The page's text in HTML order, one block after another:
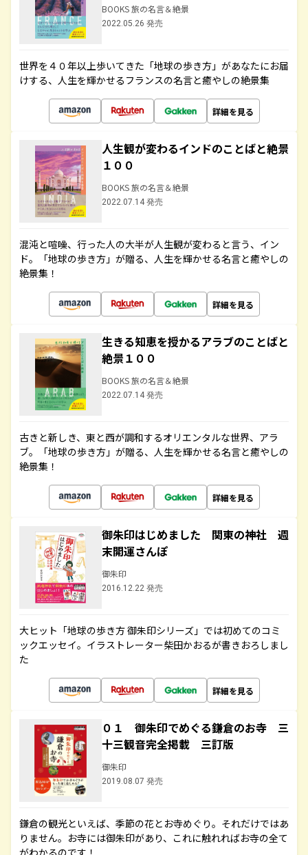
BOOKS 旅の名言＆絶景
2022.05.26 発売
世界を４０年以上歩いてきた「地球の歩き方」があなたにお届
けする、人生を輝かせるフランスの名言と癒やしの絶景集
詳細を見る
人生観が変わるインドのことばと絶景
１００
BOOKS 旅の名言＆絶景
2022.07.14 発売
混沌と喧噪、行った人の大半が人生観が変わると言う、イン
ド。「地球の歩き方」が贈る、人生を輝かせる名言と癒やしの
絶景集！
詳細を見る
生きる知恵を授かるアラブのことばと
絶景１００
BOOKS 旅の名言＆絶景
2022.07.14 発売
古きと新しき、東と西が調和するオリエンタルな世界、アラ
ブ。「地球の歩き方」が贈る、人生を輝かせる名言と癒やしの
絶景集！
詳細を見る
御朱印はじめました 関東の神社 週
末開運さんぽ
御朱印
2016.12.22 発売
大ヒット「地球の歩き方 御朱印シリーズ」では初めてのコミ
ックエッセイ。イラストレーター柴田かおるが書きおろしまし
た
詳細を見る
０１ 御朱印でめぐる鎌倉のお寺 三
十三観音完全掲載 三訂版
御朱印
2019.08.07 発売
鎌倉の観光といえば、季節の花とお寺めぐり。それだけではあ
りません。お寺には御朱印があり、これに触れればお寺の全て
がわかるのです！